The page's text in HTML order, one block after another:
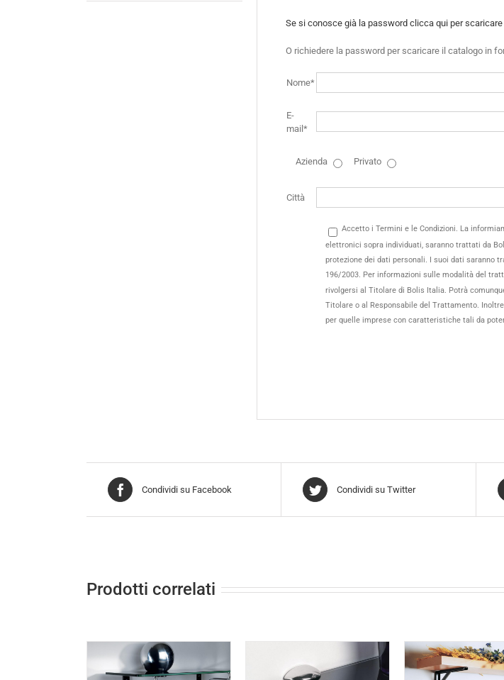
Se si conosce già la password clicca qui per
O richiedere la password per scaricare il catalogo in
Nome*
E-
mail*
Azienda Privato
Città
Accetto i Termini e le Condizioni. La
elettronici sopra individuati, saranno trattati da
protezione dei dati personali. I suoi dati saranno
196/2003. Per informazioni sulle modalità del
rivolgersi al Titolare di Bolis Italia. Potrà
Titolare o al Responsabile del Trattamento.
per quelle imprese con caratteristiche tali da
Condividi su Facebook Condividi su Twitter
Prodotti correlati